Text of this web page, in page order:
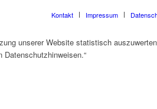
Kontakt Impressum
unserer Website statistisch